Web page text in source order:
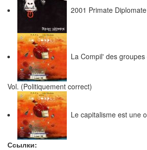
2001 Primate Diplomate
La Compil' des
Vol. (Politiquement correct)
Le capitalisme est une
Ссылки: